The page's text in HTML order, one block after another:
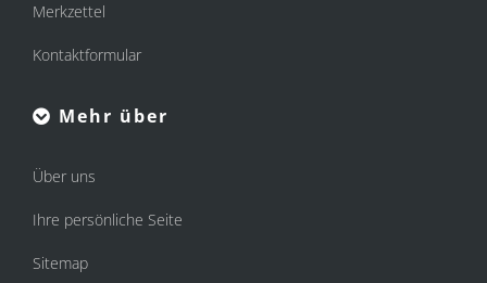
Merkzettel
Kontaktformular
Mehr über
Über uns
Ihre persönliche Seite
Sitemap